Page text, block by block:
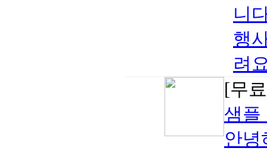
니
행
려
[무
샘플
안